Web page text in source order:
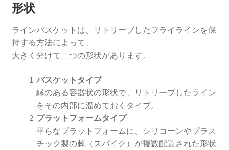
形状
ラインバスケットは、リトリーブしたフライラインを保
持する方法によって、
大きく分けて二つの形状があります。
バスケットタイプ
縁のある容器状の形状で、リトリーブしたライン
をその内部に溜めておくタイプ。
プラットフォームタイプ
平らなプラットフォームに、シリコーンやプラス
チック製の棘（スパイク）が複数配置された形状